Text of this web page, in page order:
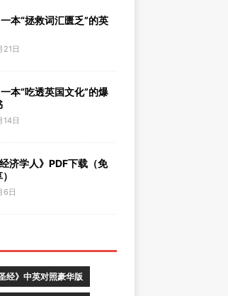
本“拯救词汇匮乏”的英
21日
本“吃透英国文化”的爆
14日
济学人》PDF下载（免
6日
圣经》中英对照豪华版